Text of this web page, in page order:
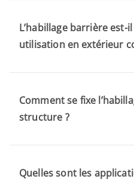
L’habillage barrière est-
utilisation en extérieur
Comment se fixe
structure ?
Quelles sont les